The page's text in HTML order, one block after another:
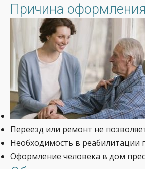
Причина
Переезд или ремонт не
Необходимость в реабилитации
Оформление человека в дом